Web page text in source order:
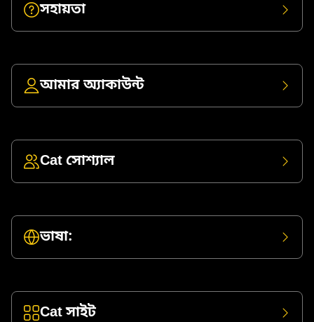
সহায়তা
আমার অ্যাকাউন্ট
Cat সোশ্যাল
ভাষা:
Cat সাইট